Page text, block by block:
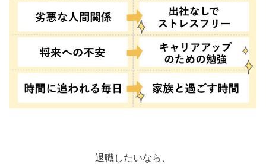
退職したいなら、